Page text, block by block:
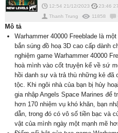
12:54 21/12/2023 23:46
Thanh Trung
11858
Mô tả
Warhammer 40000 Freeblade là
bắn súng đồ hoạ 3D cao cấp dành
nghiệm game Warhammer 40000
hoà mình vào cốt truyện kể về sứ
hồi danh sự và trả thù những kẻ đã
tộc. Khi ngôi nhà của bạn bị hủy
gia nhập Angels Space Marines để
hơn 170 nhiệm vụ khó khăn, bạn
dẫn, trong đó có vô số tiền bạc và
vật của mình ngày một mạnh mẽ